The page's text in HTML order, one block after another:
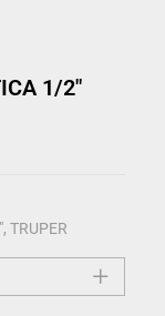
1/2″
,TRUPER